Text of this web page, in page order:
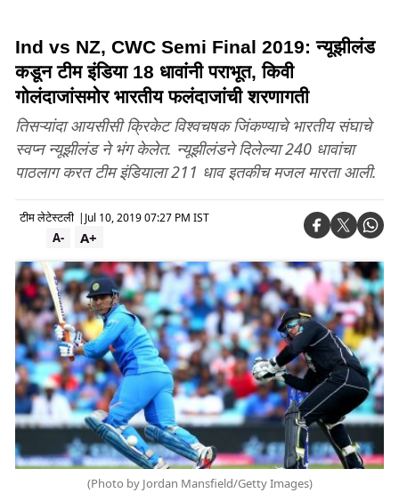
Ind vs NZ, CWC Semi Final 2019: न्यूझीलंड
कडून टीम इंडिया 18 धावांनी पराभूत, किवी
गोलंदाजांसमोर भारतीय फलंदाजांची शरणागती
तिसऱ्यांदा आयसीसी क्रिकेट विश्वचषक जिंकण्याचे भारतीय संघाचे
स्वप्न न्यूझीलंड ने भंग केलेत. न्यूझीलंडने दिलेल्या 240 धावांचा
पाठलाग करत टीम इंडियाला 211 धाव इतकीच मजल मारता आली.
टीम लेटेस्टली | Jul 10, 2019 07:27 PM IST
A+
A-
(Photo by Jordan Mansfield/Getty Images)